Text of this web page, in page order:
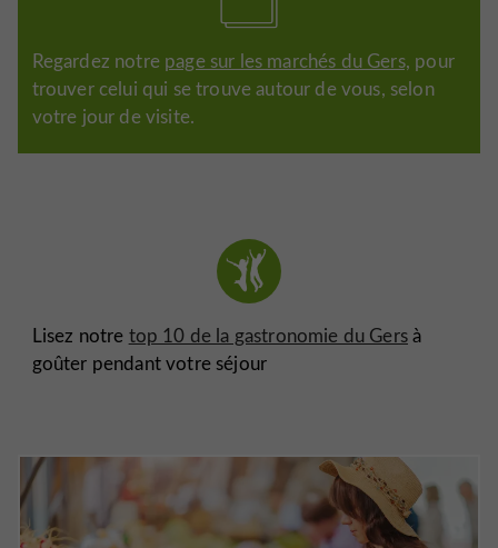
Regardez notre page sur les marchés du Gers, pour
trouver celui qui se trouve autour de vous, selon
votre jour de visite.
Lisez notre top 10 de la gastronomie du Gersà
goûter pendant votre séjour